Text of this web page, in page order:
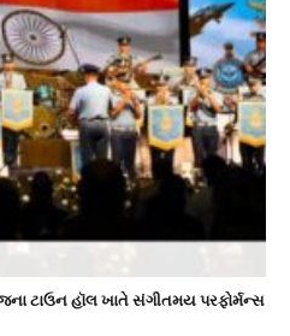
ટાઉન હૉલ ખાતે સંગીતમય પરફોર્મન્સ